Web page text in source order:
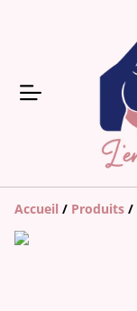
Accueil / Produits /